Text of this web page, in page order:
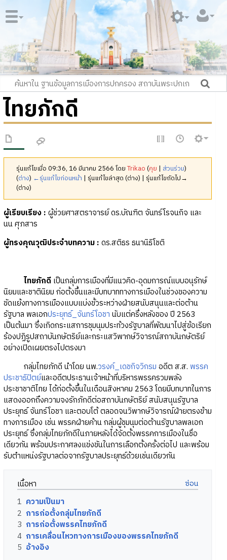
ไทยภักดี
รุ่นแก้ไขเมื่อ 09:36, 16 มีนาคม 2566 โดยTrikao (คุย | ส่วนร่วม)
(ต่าง) ←รุ่นแก้ไขก่อนหน้า | รุ่นแก้ไขล่าสุด (ต่าง) | รุ่นแก้ไขถัดไป→
(ต่าง)
ผู้เรียบเรียง : ผู้ช่วยศาสตราจารย์ ดร.บัณฑิต จันทร์โรจนกิจ และ
นน ศุภสาร
ผู้ทรงคุณวุฒิประจำบทความ : ดร.สติธร ธนานิธิโชติ
ไทยภักดีเป็นกลุ่มการเมืองที่มีแนวคิด-อุดมการณ์แบบอนุรักษ์
นิยมและชาตินิยม ก่อตั้งขึ้นและมีบทบาททางการเมืองในช่วงของความ
ขัดแย้งทางการเมืองแบบแบ่งขั้วระหว่างฝ่ายสนับสนุนและต่อต้าน
รัฐบาล พลเอกประยุทธ์_จันทร์โอชา นับแต่ครึ่งหลังของ ปี 2563
เป็นต้นมา ซึ่งเกิดกระแสการชุมนุมประท้วงรัฐบาลที่พัฒนาไปสู่ข้อเรียก
ร้องปฏิรูปสถาบันกษัตริย์และกระแสวิพากษ์วิจารณ์สถาบันกษัตริย์
อย่างเปิดเผยตรงไปตรงมา
กลุ่มไทยภักดี นำโดย นพ.วรงค์_เดชกิจวิกรม อดีต ส.ส. พรรค
ประชาธิปัตย์และอดีตประธานเจ้าหน้าที่บริหารพรรครวมพลัง
ประชาชาติไทย ได้ก่อตั้งขึ้นในเดือนสิงหาคม 2563 โดยมีบทบาทในการ
แสดงออกถึงความจงรักภักดีต่อสถาบันกษัตริย์ สนับสนุนรัฐบาล
ประยุทธ์ จันทร์โอชา และตอบโต้ ตลอดจนวิพากษ์วิจารณ์ฝ่ายตรงข้าม
ทางการเมือง เช่น พรรคฝ่ายค้าน กลุ่มผู้ชุมนุมต่อต้านรัฐบาลพลเอก
ประยุทธ์ ซึ่งกลุ่มไทยภักดีในภายหลังได้จัดตั้งพรรคการเมืองในชื่อ
เดียวกัน พร้อมประกาศลงแข่งขันในการเลือกตั้งครั้งต่อไป และพร้อม
รับตำแหน่งรัฐบาลต่อจากรัฐบาลประยุทธ์ด้วยเช่นเดียวกัน
เนื้อหา
1 ความเป็นมา
2 การก่อตั้งกลุ่มไทยภักดี
3 การก่อตั้งพรรคไทยภักดี
4 การเคลื่อนไหวทางการเมืองของพรรคไทยภักดี
5 อ้างอิง